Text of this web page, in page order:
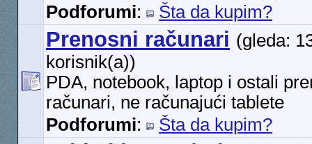
Podforumi: Šta da kupim?
Prenosni računari (gleda:
korisnik(a))
PDA, notebook, laptop i ostali
računari, ne računajući tablete
Podforumi: Šta da kupim?